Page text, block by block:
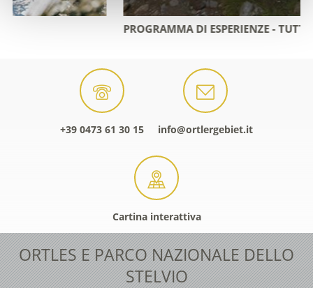
PROGRAMMA DI ESPERIENZE - TUTTO GLI EVENTI
+39 0473 61 30 15 info@ortlergebiet.it
Cartina interattiva
ORTLES E PARCO NAZIONALE DELLO
STELVIO